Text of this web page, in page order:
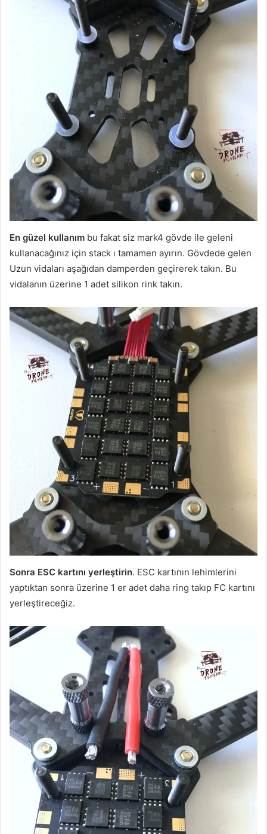
En güzel kullanım bu fakat siz mark4 gövde ile geleni
kullanacağınız için stack ı tamamen ayırın. Gövdede gelen
Uzun vidaları aşağıdan damperden geçirerek takın. Bu
vidalanın üzerine 1 adet silikon rink takın.
Sonra ESC kartını yerleştirin. ESC kartının lehimlerini
yaptıktan sonra üzerine 1 er adet daha ring takıp FC kartını
yerleştireceğiz.